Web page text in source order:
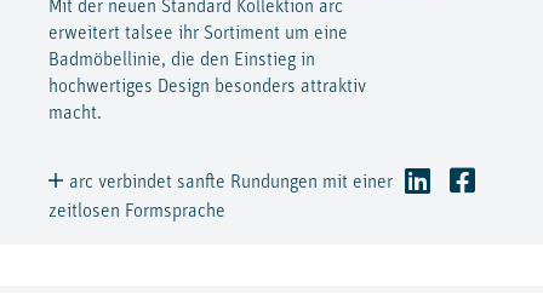
Mit der neuen Standard Kollektion arc
erweitert talsee ihr Sortiment um eine
Badmöbellinie, die den Einstieg in
hochwertiges Design besonders attraktiv
macht.
arc verbindet sanfte Rundungen mit einer
zeitlosen Formsprache